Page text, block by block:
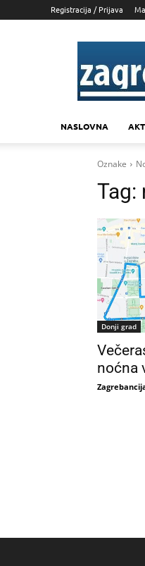
Registracija / Prijava
NASLOVNA
Oznake
Tag:
Donji grad
noćna